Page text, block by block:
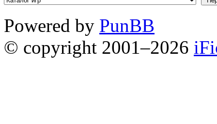
Powered by PunBB
© copyright 2001–2026